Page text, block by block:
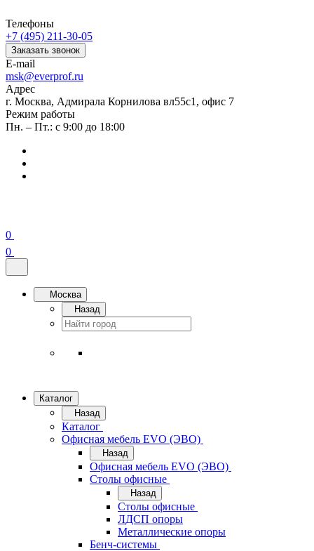
Телефоны
+7 (495) 211-30-05
Заказать звонок
E-mail
msk@everprof.ru
Адрес
г. Москва, Адмирала Корнилова вл55с1, офис 7
Режим работы
Пн. – Пт.: с 9:00 до 18:00
0
0
Москва
Назад
Каталог
Назад
Каталог
Офисная мебель EVO (ЭВО)
Назад
Офисная мебель EVO (ЭВО)
Cтолы офисные
Назад
Cтолы офисные
ЛДСП опоры
Металлические опоры
Бенч-системы